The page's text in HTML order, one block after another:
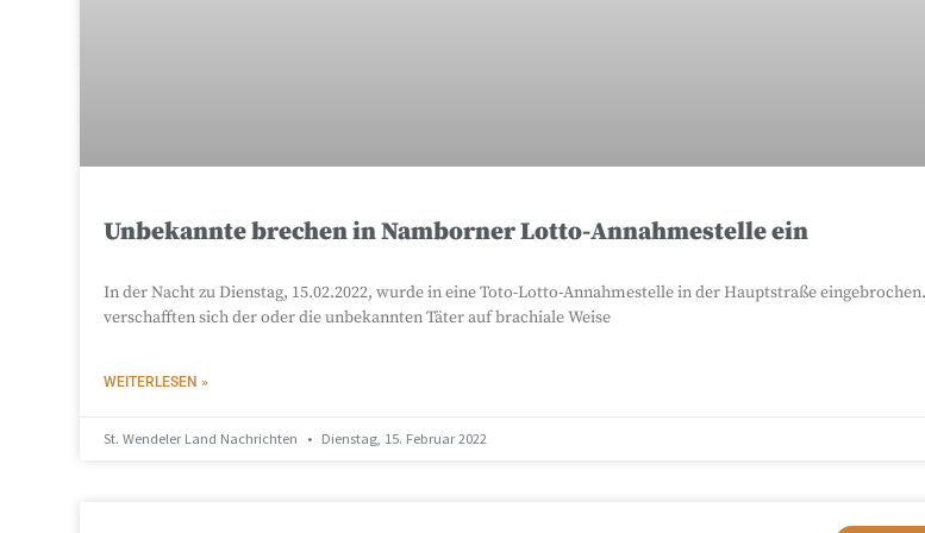
Unbekannte brechen in Namborner Lotto-Annahmestelle ein
In der Nacht zu Dienstag, 15.02.2022, wurde in eine Toto-Lotto-Annahmestelle in der Hauptstraße
verschafften sich der oder die unbekannten Täter auf brachiale Weise
WEITERLESEN »
St. Wendeler Land Nachrichten Dienstag, 15. Februar 2022